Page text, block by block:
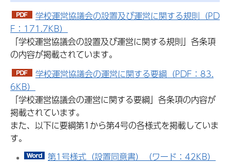
学校運営協議会の設置及び運営に関する規則（PD
F：171.7KB）
「学校運営協議会の設置及び運営に関する規則」各条項
の内容が掲載されています。
学校運営協議会の運営に関する要綱（PDF：83.
6KB）
「学校運営協議会の運営に関する要綱」各条項の内容が
掲載されています。
また、以下に要綱第1から第4号の各様式を掲載していま
す。
第1号様式（設置同意書）（ワード：42KB）